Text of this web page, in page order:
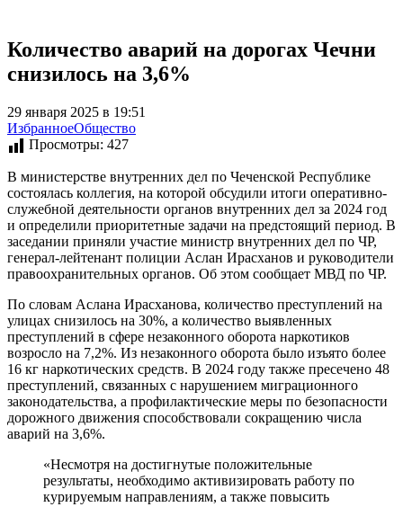
Количество аварий на дорогах Чечни
снизилось на 3,6%
29 января 2025 в 19:51
ИзбранноеОбщество
Просмотры: 427
В министерстве внутренних дел по Чеченской Республике
состоялась коллегия, на которой обсудили итоги оперативно-
служебной деятельности органов внутренних дел за 2024 год
и определили приоритетные задачи на предстоящий период. В
заседании приняли участие министр внутренних дел по ЧР,
генерал-лейтенант полиции Аслан Ирасханов и руководители
правоохранительных органов. Об этом сообщает МВД по ЧР.
По словам Аслана Ирасханова, количество преступлений на
улицах снизилось на 30%, а количество выявленных
преступлений в сфере незаконного оборота наркотиков
возросло на 7,2%. Из незаконного оборота было изъято более
16 кг наркотических средств. В 2024 году также пресечено 48
преступлений, связанных с нарушением миграционного
законодательства, а профилактические меры по безопасности
дорожного движения способствовали сокращению числа
аварий на 3,6%.
«Несмотря на достигнутые положительные
результаты, необходимо активизировать работу по
курируемым направлениям, а также повысить